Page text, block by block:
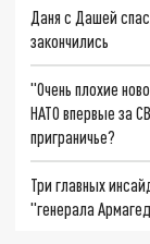
Даня с Дашей
закончились
"Очень плохие
НАТО впервые за
приграничье?
Три главных
"генерала